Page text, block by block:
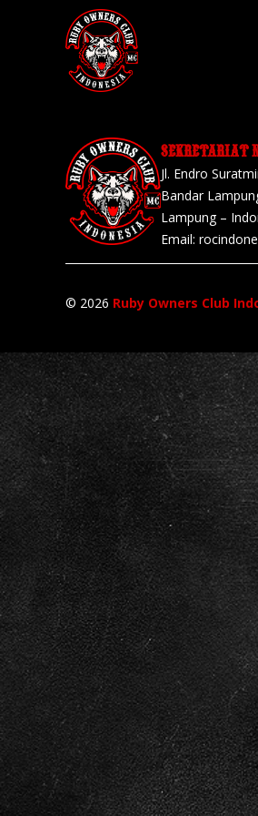
SEKRETARIAT
Jl. Endro
Bandar
Lampung –
Email:
© 2026 Ruby Owners Club